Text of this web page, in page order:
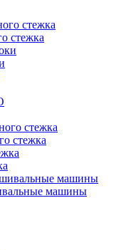
стежка
стежка
машины